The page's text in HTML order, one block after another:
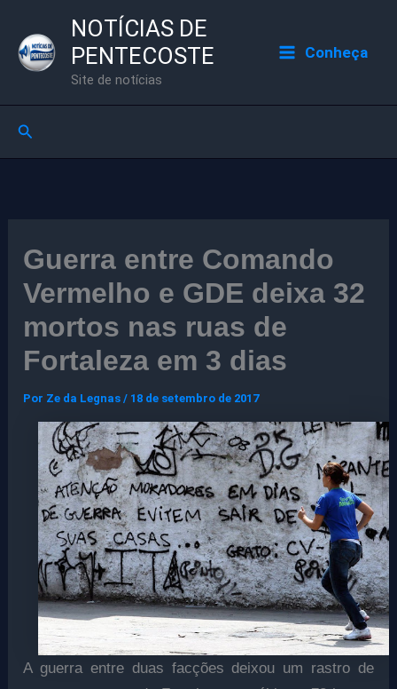
para
NOTÍCIAS DE
PENTECOSTE
Site de notícias
Conheça
Pesquisar
Guerra entre Comando
Vermelho e GDE deixa 32
mortos nas ruas de
Fortaleza em 3 dias
Por Ze da Legnas/ 18 de setembro de 2017
A guerra entre duas facções deixou um rastro de